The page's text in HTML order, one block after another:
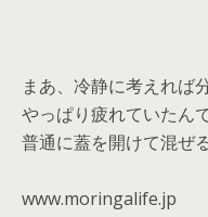
まあ、冷静に考えれば
やっぱり疲れていたん
普通に蓋を開けて混ぜ
www.moringalife.jp